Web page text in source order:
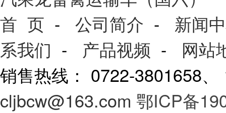
首 页 - 公司简介 - 新闻
系我们 - 产品视频 - 网站
销售热线： 0722-3801658
cljbcw@163.com 鄂ICP备